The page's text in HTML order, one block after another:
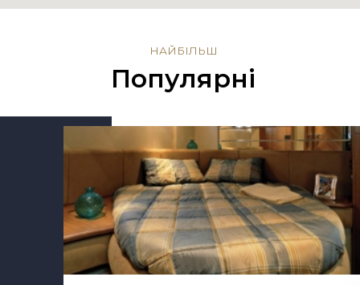
НАЙБІЛЬШ
Популярні